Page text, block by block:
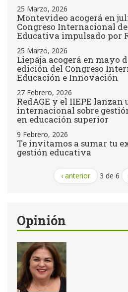
25 Marzo, 2026
Montevideo acogerá en
Congreso Internacional
Educativa impulsado por
25 Marzo, 2026
Liepāja acogerá en mayo
edición del Congreso
Educación e Innovación
27 Febrero, 2026
RedAGE y el IIEPE lanzan
internacional sobre
en educación superior
9 Febrero, 2026
Te invitamos a sumar tu
gestión educativa
‹ anterior 3 de 6
Opinión